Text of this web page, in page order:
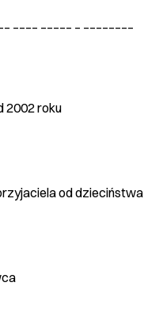
2002 roku
od dzieciństwa